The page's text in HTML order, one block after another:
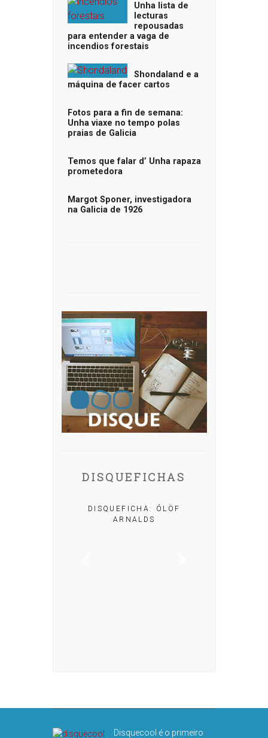
Unha lista de
lecturas
repousadas
para entender a vaga de
incendios forestais
Shondaland e a
máquina de facer cartos
Fotos para a fin de semana:
Unha viaxe no tempo polas
praias de Galicia
Temos que falar d’ Unha rapaza
prometedora
Margot Sponer, investigadora
na Galicia de 1926
DISQUEFICHAS
DISQUEFICHA: ÓLÖF
ARNALDS